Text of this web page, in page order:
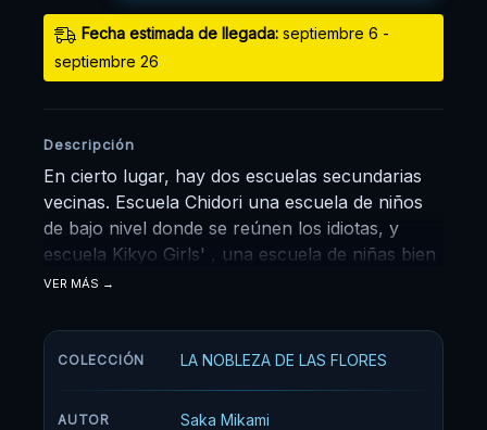
Fecha estimada de llegada: septiembre 6 -
septiembre 26
Descripción
En cierto lugar, hay dos escuelas secundarias
vecinas. Escuela Chidori una escuela de niños
de bajo nivel donde se reúnen los idiotas, y
escuela Kikyo Girls' , una escuela de niñas bien
establecida. Rintaro Tsumugi, un estudiante de
secundaria Chidori, conoce a Kaoruko Waguri,
una chica que llega como cliente mientras
siente cómodo pasando tiempo con Kaoruko,
VER MÁS
COLECCIÓN LA NOBLEZA DE LAS FLORES
AUTOR Saka Mikami